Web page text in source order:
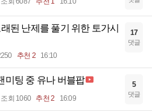
된 난제를 풀기 위한 토가시
추천 2 16:10
17
댓글
미팅 중 유나 버블팝
조회 1060 추천 2 16:09
5
댓글